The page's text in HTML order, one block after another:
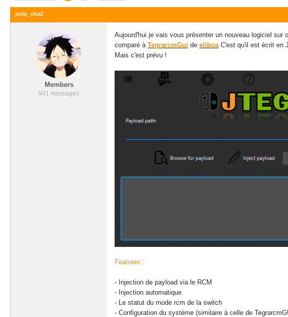
polo_cha2
Members
941 messages
Aujourd'hui je vais vous présenter un nouveau logiciel sur
comparé à TegrarcmGui de eliboaC'est qu'il est écrit en
Mais c'est prévu !
Features :
- Injection de payload via le RCM
- Injection automatique
- Le statut du mode rcm de la switch
- Configuration du système (similaire à celle de